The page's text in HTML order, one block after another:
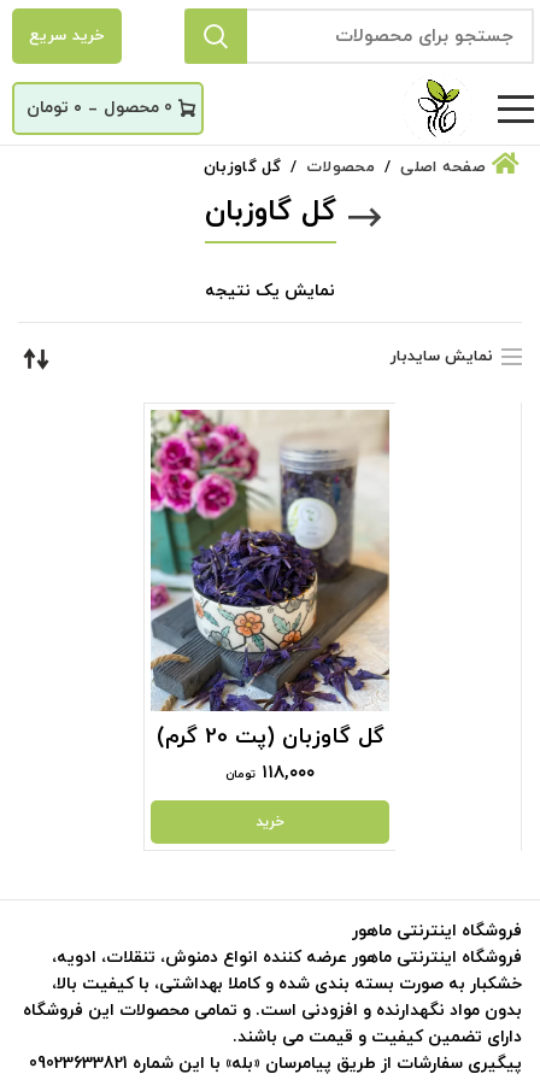
خرید سریع
0
_ ۰ تومان
صفحه اصلی محصولات گل گاوزبان
گل گاوزبان
نمایش یک نتیجه
نمایش سایدبار
گل گاوزبان (پت 20 گرم)
۱۱۸,۰۰۰ تومان
خرید
فروشگاه اینترنتی ماهور
فروشگاه اینترنتی ماهور عرضه کننده انواع دمنوش، تنقلات، ادویه،
خشکبار به صورت بسته بندی شده و کاملا بهداشتی، با کیفیت بالا،
بدون مواد نگهدارنده و افزودنی است. و تمامی محصولات این فروشگاه
دارای تضمین کیفیت و قیمت می باشند.
پیگیری سفارشات از طریق پیامرسان «بله» با این شماره 09023633821